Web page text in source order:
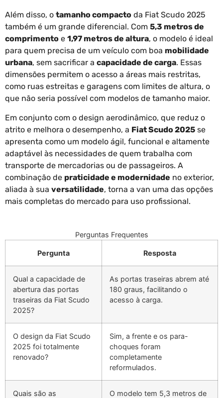
Além disso, o tamanho compacto da Fiat Scudo 2025
também é um grande diferencial. Com 5,3 metros de
comprimento e 1,97 metros de altura, o modelo é ideal
para quem precisa de um veículo com boa mobilidade
urbana, sem sacrificar a capacidade de carga. Essas
dimensões permitem o acesso a áreas mais restritas,
como ruas estreitas e garagens com limites de altura, o
que não seria possível com modelos de tamanho maior.
Em conjunto com o design aerodinâmico, que reduz o
atrito e melhora o desempenho, a Fiat Scudo 2025 se
apresenta como um modelo ágil, funcional e altamente
adaptável às necessidades de quem trabalha com
transporte de mercadorias ou de passageiros. A
combinação de praticidade e modernidade no exterior,
aliada à sua versatilidade, torna a van uma das opções
mais completas do mercado para uso profissional.
Perguntas Frequentes
Pergunta Resposta
Qual a capacidade de
abertura das portas
traseiras da Fiat Scudo
2025?
As portas traseiras abrem até
180 graus, facilitando o
acesso à carga.
O design da Fiat Scudo
2025 foi totalmente
renovado?
Sim, a frente e os para-
choques foram
completamente
reformulados.
Quais são as
O modelo tem 5,3 metros de